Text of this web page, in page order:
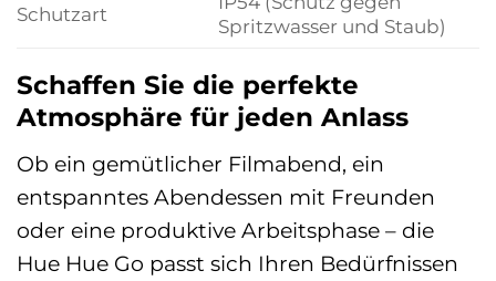
Schutzart
Spritzwasser und Staub)
Schaffen Sie die perfekte
Atmosphäre für jeden Anlass
Ob ein gemütlicher Filmabend, ein
entspanntes Abendessen mit Freunden
oder eine produktive Arbeitsphase – die
Hue Hue Go passt sich Ihren Bedürfnissen